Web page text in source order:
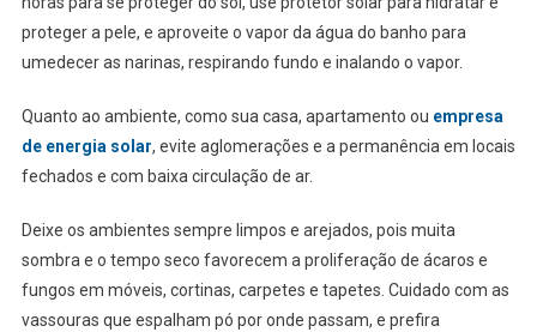
proteger a pele, e aproveite o vapor da água do banho para
umedecer as narinas, respirando fundo e inalando o vapor.
Quanto ao ambiente, como sua casa, apartamento ou empresa
de energia solar, evite aglomerações e a permanência em locais
fechados e com baixa circulação de ar.
Deixe os ambientes sempre limpos e arejados, pois muita
sombra e o tempo seco favorecem a proliferação de ácaros e
fungos em móveis, cortinas, carpetes e tapetes. Cuidado com as
vassouras que espalham pó por onde passam, e prefira